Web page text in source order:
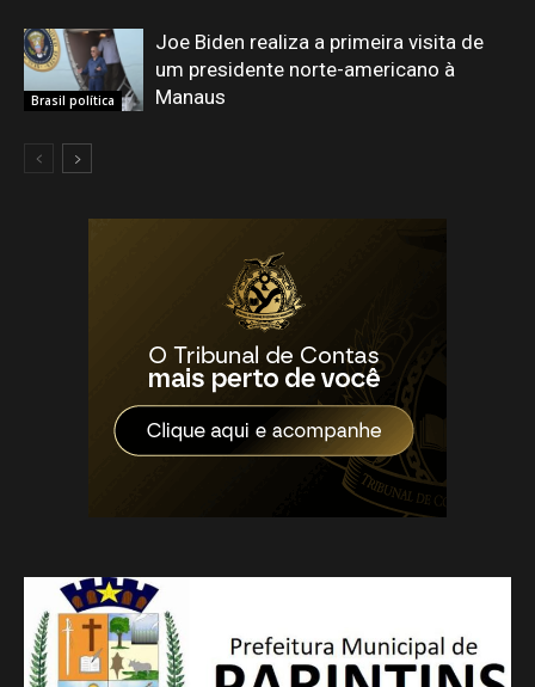
Brasil política
Joe Biden realiza a primeira visita de
um presidente norte-americano à
Manaus